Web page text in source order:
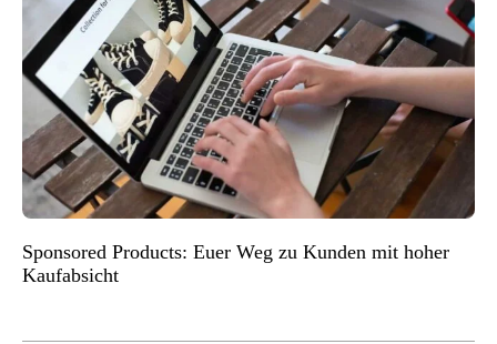
Sponsored Products: Euer Weg zu Kunden mit hoher
Kaufabsicht